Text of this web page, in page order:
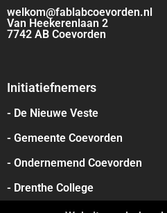
welkom@fablabcoevorden.nl
Van Heekerenlaan 2
7742 AB Coevorden
Initiatiefnemers
- De Nieuwe Veste
- Gemeente Coevorden
- Ondernemend Coevorden
- Drenthe College